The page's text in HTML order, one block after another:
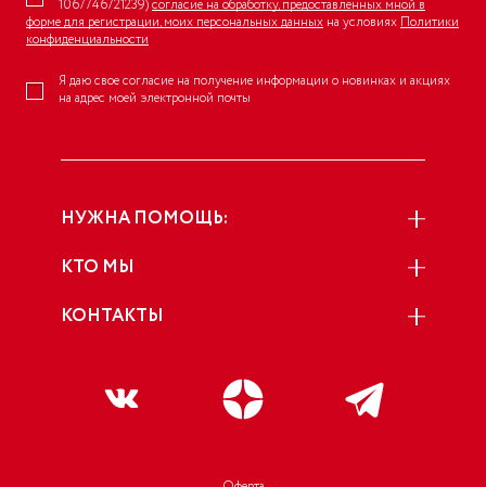
1067746721239)согласие на обработку, предоставленных мной в
форме для регистрации, моих персональных данных на условиях Политики
конфиденциальности
Я даю свое согласие на получение информации о новинках и акциях
на адрес моей электронной почты
НУЖНА ПОМОЩЬ:
КТО МЫ
КОНТАКТЫ